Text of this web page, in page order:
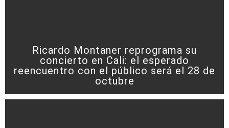
Ricardo Montaner reprograma su
concierto en Cali: el esperado
reencuentro con el público será el 28 de
octubre